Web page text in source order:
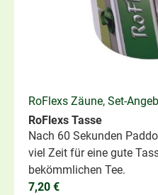
RoFlexs Zäune, Set-
RoFlexs Tasse
Nach 60 Sekunden
viel Zeit für eine gute
bekömmlichen Tee.
7,20 €